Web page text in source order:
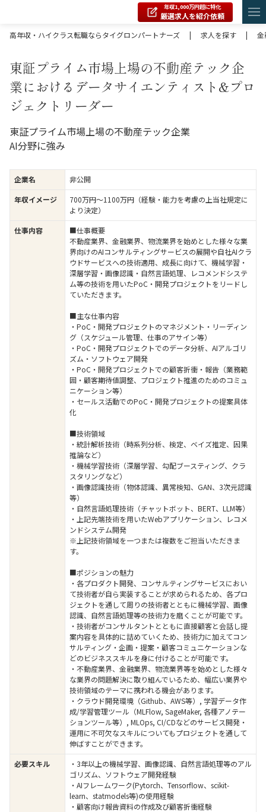
年収1,000万円超に特化
厳選求人を紹介依頼
高年収・ハイクラス転職ならタイグロンパートナーズ
| 求人を探す | 金
東証プライム市場上場の不動産テック企
業におけるデータサイエンティスト&プロ
ジェクトリーダー
東証プライム市場上場の不動産テック企業
AI分野に強み
企業名
非公開
年収イメージ
700万円〜1100万円（経験・能力を考慮の上当社規定に
より決定）
仕事内容
■仕事概要
不動産業界、金融業界、物流業界を始めとした様々な業
界向けのAIコンサルティングサービスの展開や自社AIクラ
ウドサービスへの技術適用、成長に向けて、機械学習・
深層学習・画像認識・自然言語処理、レコメンドシステ
ム等の技術を用いたPoC・開発プロジェクトをリードし
ていただきます。
■主な仕事内容
・PoC・開発プロジェクトのマネジメント・リーディン
グ（スケジュール管理、仕事のアサイン等）
・PoC・開発プロジェクトでのデータ分析、AIアルゴリ
ズム・ソフトウェア開発
・PoC・開発プロジェクトでの顧客折衝・報告（業務範
囲・顧客期待値調整、プロジェクト推進のためのコミュ
ニケーション等）
・セールス活動でのPoC・開発プロジェクトの提案具体
化
■技術領域
・統計解析技術（時系列分析、検定、ベイズ推定、因果
推論など）
・機械学習技術（深層学習、勾配ブースティング、クラ
スタリングなど）
・画像認識技術（物体認識、異常検知、GAN、3次元認識
等）
・自然言語処理技術（チャットボット、BERT、LLM等）
・上記先端技術を用いたWebアプリケーション、レコメ
ンドシステム開発
※上記技術領域を一つまたは複数をご担当いただきま
す。
■ポジションの魅力
・各プロダクト開発、コンサルティングサービスにおい
て技術者が自ら実装することが求められるため、各プロ
ジェクトを通して周りの技術者とともに機械学習、画像
認識、自然言語処理等の技術力を磨くことが可能です。
・技術者がコンサルタントとともに直接顧客と会話し提
案内容を具体的に詰めていくため、技術力に加えてコン
サルティング・企画・提案・顧客コミュニケーションな
どのビジネススキルを身に付けることが可能です。
・不動産業界、金融業界、物流業界等を始めとした様々
な業界の問題解決に取り組んでいるため、幅広い業界や
技術領域のテーマに携われる機会があります。
・クラウド開発環境（Github、AWS等）, 学習データ作
成/学習管理ツール（MLFlow, SageMaker, 各種アノテー
ションツール等）, MLOps, CI/CDなどのサービス開発・
運用に不可欠なスキルについてもプロジェクトを通して
伸ばすことができます。
必要スキル
・3年以上の機械学習、画像認識、自然言語処理等のアル
ゴリズム、ソフトウェア開発経験
・AIフレームワーク(Pytorch、Tensorflow、scikit-
learn、statmodels等)の使用経験
・顧客向け報告資料の作成及び顧客折衝経験